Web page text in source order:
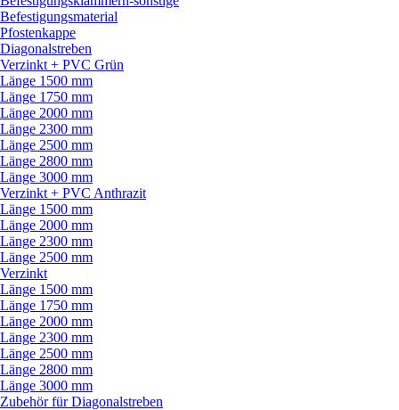
Befestigungsmaterial
Pfostenkappe
Diagonalstreben
Verzinkt + PVC Grün
Länge 1500 mm
Länge 1750 mm
Länge 2000 mm
Länge 2300 mm
Länge 2500 mm
Länge 2800 mm
Länge 3000 mm
Verzinkt + PVC Anthrazit
Länge 1500 mm
Länge 2000 mm
Länge 2300 mm
Länge 2500 mm
Verzinkt
Länge 1500 mm
Länge 1750 mm
Länge 2000 mm
Länge 2300 mm
Länge 2500 mm
Länge 2800 mm
Länge 3000 mm
Zubehör für Diagonalstreben